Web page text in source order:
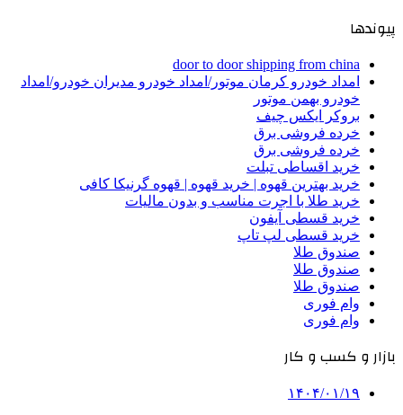
پیوندها
door to door shipping from china
امداد خودرو کرمان موتور/امداد خودرو مدیران خودرو/امداد
خودرو بهمن موتور
بروکر ایکس چیف
خرده فروشی برق
خرده فروشی برق
خرید اقساطی تبلت
خرید بهترین قهوه | خرید قهوه | قهوه گرنیکا کافی
خرید طلا با اجرت مناسب و بدون مالیات
خرید قسطی آیفون
خرید قسطی لپ تاپ
صندوق طلا
صندوق طلا
صندوق طلا
وام فوری
وام فوری
بازار و کسب و کار
۱۴۰۴/۰۱/۱۹